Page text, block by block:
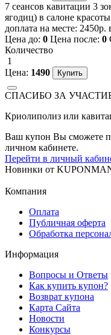
7 сеансов кавитации 3
ягодиц) в салоне
доплата на месте:
Цена до: 0 Цена после: 0
Количество
1
Цена: 1490
СПАСИБО ЗА
Криолиполиз или
Ваш купон Вы сможете
личном кабинете.
Перейти в личный
Новинки от
Компания
Оплата
Публичная оферта
Обработка
Информация
Вопросы и Ответы
Как купить купон?
Возврат купона
Карта Сайта
Новости
Конкурсы